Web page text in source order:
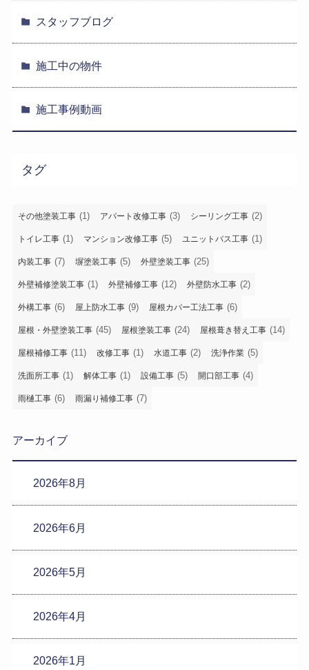
スタッフブログ
施工中の物件
施工事例動画
タグ
その他塗装工事 (1) アパート改修工事 (3) シーリング工事 (2)
トイレ工事 (1) マンション改修工事 (5) ユニットバス工事 (1)
内装工事 (7) 塀塗装工事 (5) 外壁塗装工事 (25)
外壁補修塗装工事 (1) 外壁補修工事 (12) 外壁防水工事 (2)
外構工事 (6) 屋上防水工事 (9) 屋根カバー工法工事 (6)
屋根・外壁塗装工事 (45) 屋根塗装工事 (24) 屋根葺き替え工事 (14)
屋根補修工事 (11) 改修工事 (1) 水道工事 (2) 洗浄作業 (5)
洗面所工事 (1) 解体工事 (1) 設備工事 (5) 開口部工事 (4)
雨樋工事 (6) 雨漏り補修工事 (7)
アーカイブ
2026年8月
2026年6月
2026年5月
2026年4月
2026年1月